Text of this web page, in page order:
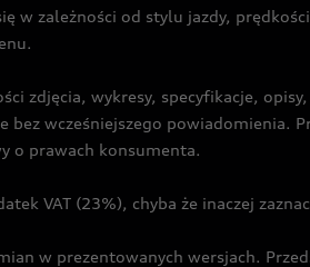
w zależności od stylu jazdy,
zdjęcia, wykresy, specyfikacje,
bez wcześniejszego
o prawach konsumenta.
VAT (23%), chyba że inaczej
w prezentowanych wersjach.